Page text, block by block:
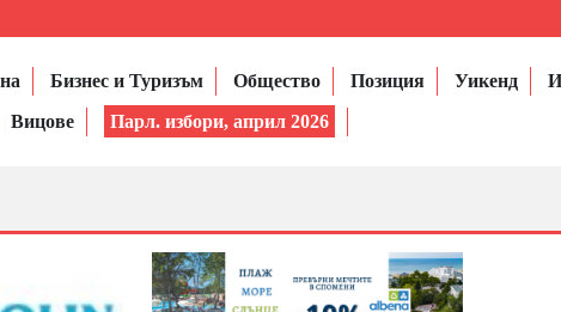
Бизнес и Туризъм Общество Позиция Уикенд
Вицове Парл. избори, април 2026